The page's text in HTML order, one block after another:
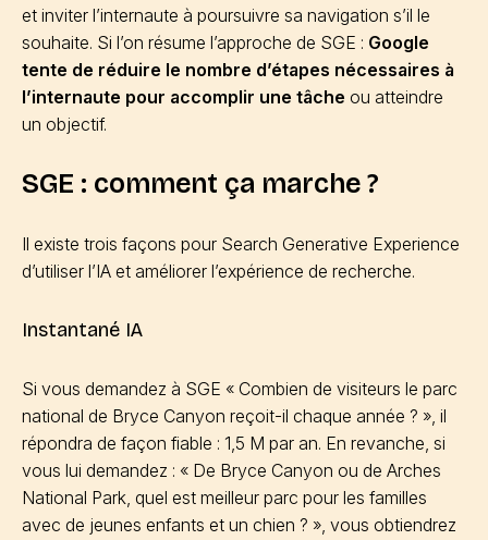
et inviter l’internaute à poursuivre sa navigation s’il le
souhaite. Si l’on résume l’approche de SGE : Google
tente de réduire le nombre d’étapes nécessaires à
l’internaute pour accomplir une tâche ou atteindre
un objectif.
SGE : comment ça marche ?
Il existe trois façons pour Search Generative Experience
d’utiliser l’IA et améliorer l’expérience de recherche.
Instantané IA
Si vous demandez à SGE « Combien de visiteurs le parc
national de Bryce Canyon reçoit-il chaque année ? », il
répondra de façon fiable : 1,5 M par an. En revanche, si
vous lui demandez : « De Bryce Canyon ou de Arches
National Park, quel est meilleur parc pour les familles
avec de jeunes enfants et un chien ? », vous obtiendrez